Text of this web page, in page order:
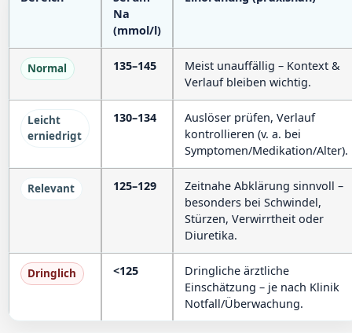
Na
(mmol/l)
Normal 135–145
Meist unauffällig – Kontext &
Verlauf bleiben wichtig.
Leicht
erniedrigt
130–134
Auslöser prüfen, Verlauf
kontrollieren (v. a. bei
Symptomen/Medikation/Alter).
Relevant 125–129
Zeitnahe Abklärung sinnvoll –
besonders bei Schwindel,
Stürzen, Verwirrtheit oder
Diuretika.
Dringlich <125
Dringliche ärztliche
Einschätzung – je nach Klinik
Notfall/Überwachung.